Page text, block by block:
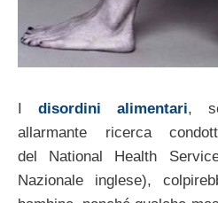
I disordini alimentari,
allarmante ricerca
del National Health
Nazionale inglese),